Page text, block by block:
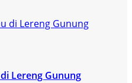
Lereng Gunung